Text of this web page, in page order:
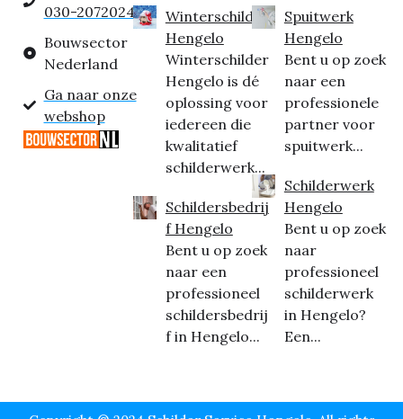
030-2072024
Bouwsector
Nederland
Ga naar onze
webshop
Winterschilder
Hengelo
Winterschilder
Hengelo is dé
oplossing voor
iedereen die
kwalitatief
schilderwerk...
Schildersbedrij
f Hengelo
Bent u op zoek
naar een
professioneel
schildersbedrij
f in Hengelo...
Spuitwerk
Hengelo
Bent u op zoek
naar een
professionele
partner voor
spuitwerk...
Schilderwerk
Hengelo
Bent u op zoek
naar
professioneel
schilderwerk
in Hengelo?
Een...